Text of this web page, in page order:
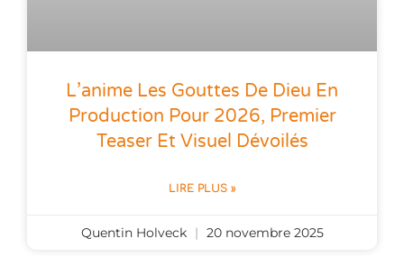
L’anime Les Gouttes De Dieu En
Production Pour 2026, Premier
Teaser Et Visuel Dévoilés
LIRE PLUS »
Quentin Holveck 20 novembre 2025